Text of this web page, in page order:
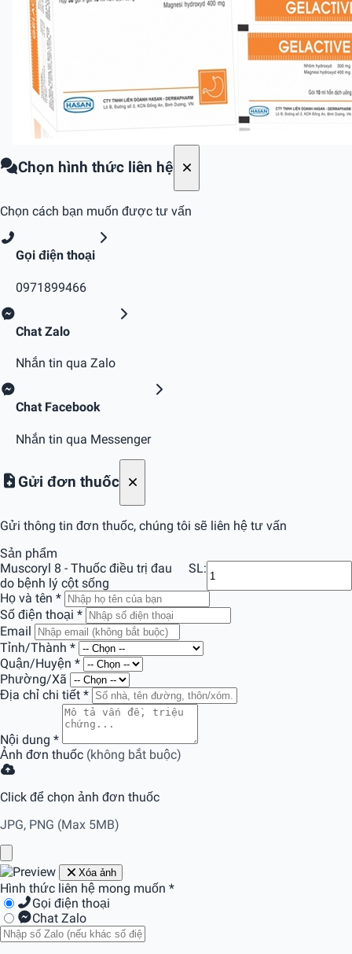
Chọn hình thức liên hệ
Chọn cách bạn muốn được tư vấn
Gọi điện thoại
0971899466
Chat Zalo
Nhắn tin qua Zalo
Chat Facebook
Nhắn tin qua Messenger
Gửi đơn thuốc
Gửi thông tin đơn thuốc, chúng tôi sẽ liên hệ tư vấn
Sản phẩm
Muscoryl 8 - Thuốc điều trị đau
do bệnh lý cột sống
SL:
Họ và tên *
Số điện thoại *
Email
Tỉnh/Thành *
Quận/Huyện *
Phường/Xã
Địa chỉ chi tiết *
Nội dung *
Ảnh đơn thuốc (không bắt buộc)
Click để chọn ảnh đơn thuốc
JPG, PNG (Max 5MB)
Xóa ảnh
Hình thức liên hệ mong muốn *
Gọi điện thoại
Chat Zalo